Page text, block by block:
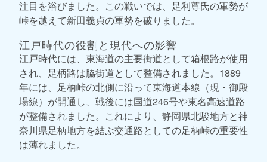
注目を浴びました。この戦いでは、足利尊氏の軍勢が
峠を越えて新田義貞の軍勢を破りました。
江戸時代の役割と現代への影響
江戸時代には、東海道の主要街道として箱根路が使用
され、足柄路は脇街道として整備されました。1889
年には、足柄峠の北側に沿って東海道本線（現・御殿
場線）が開通し、戦後には国道246号や東名高速道路
が整備されました。これにより、静岡県北駿地方と神
奈川県足柄地方を結ぶ交通路としての足柄峠の重要性
は薄れました。